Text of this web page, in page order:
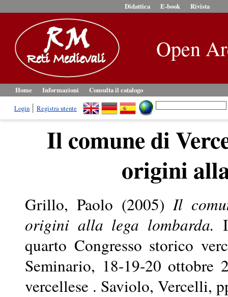
Didattica E-book Rivista
Open
Home Informazioni
Consulta il catalogo
Login
Registra utente
Il comune di
origini
Grillo, Paolo (2005)Il
origini alla lega lombarda.
quarto Congresso storico
Seminario, 18-19-20 ottobre
vercellese . Saviolo, Vercelli,